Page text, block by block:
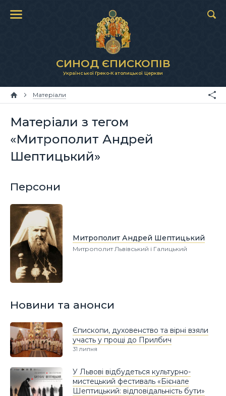
СИНОД ЄПИСКОПІВ
Української Греко-Католицької Церкви
Матеріали
Матеріали з тегом
«Митрополит Андрей
Шептицький»
Персони
Митрополит Андрей Шептицький
Митрополит Львівський і Галицький
Новини та анонси
Єпископи, духовенство та вірні взяли
участь у прощі до Прилбич
31 липня
У Львові відбудеться культурно-
мистецький фестиваль «Бієнале
Шептицький: відповідальність бути»